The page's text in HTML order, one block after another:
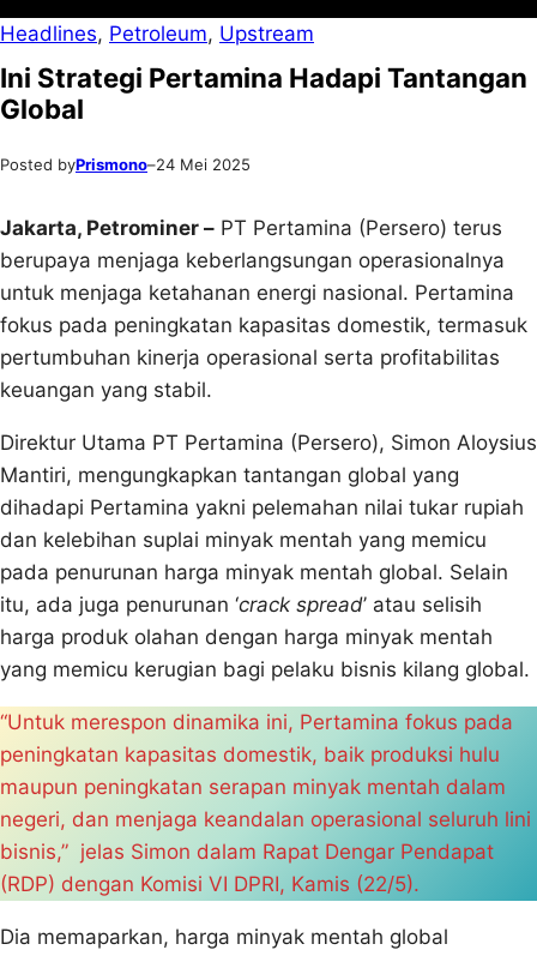
Headlines, Petroleum, Upstream
Ini Strategi Pertamina Hadapi Tantangan
Global
Posted byPrismono–24 Mei 2025
Jakarta, Petrominer – PT Pertamina (Persero) terus
berupaya menjaga keberlangsungan operasionalnya
untuk menjaga ketahanan energi nasional. Pertamina
fokus pada peningkatan kapasitas domestik, termasuk
pertumbuhan kinerja operasional serta profitabilitas
keuangan yang stabil.
Direktur Utama PT Pertamina (Persero), Simon Aloysius
Mantiri, mengungkapkan tantangan global yang
dihadapi Pertamina yakni pelemahan nilai tukar rupiah
dan kelebihan suplai minyak mentah yang memicu
pada penurunan harga minyak mentah global. Selain
itu, ada juga penurunan ‘crack spread’ atau selisih
harga produk olahan dengan harga minyak mentah
yang memicu kerugian bagi pelaku bisnis kilang global.
“Untuk merespon dinamika ini, Pertamina fokus pada
peningkatan kapasitas domestik, baik produksi hulu
maupun peningkatan serapan minyak mentah dalam
negeri, dan menjaga keandalan operasional seluruh lini
bisnis,” jelas Simon dalam Rapat Dengar Pendapat
(RDP) dengan Komisi VI DPRI, Kamis (22/5).
Dia memaparkan, harga minyak mentah global